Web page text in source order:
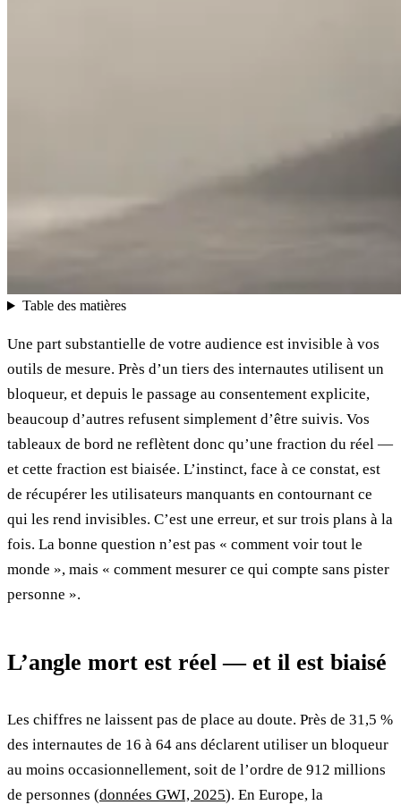
Table des matières
Une part substantielle de votre audience est invisible à vos
outils de mesure. Près d’un tiers des internautes utilisent un
bloqueur, et depuis le passage au consentement explicite,
beaucoup d’autres refusent simplement d’être suivis. Vos
tableaux de bord ne reflètent donc qu’une fraction du réel —
et cette fraction est biaisée. L’instinct, face à ce constat, est
de récupérer les utilisateurs manquants en contournant ce
qui les rend invisibles. C’est une erreur, et sur trois plans à la
fois. La bonne question n’est pas « comment voir tout le
monde », mais « comment mesurer ce qui compte sans pister
personne ».
L’angle mort est réel — et il est biaisé
Les chiffres ne laissent pas de place au doute. Près de 31,5 %
des internautes de 16 à 64 ans déclarent utiliser un bloqueur
au moins occasionnellement, soit de l’ordre de 912 millions
de personnes (données GWI, 2025). En Europe, la